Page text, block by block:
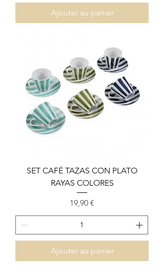
Ajouter au panier
SET CAFÉ TAZAS CON PLATO
RAYAS COLORES
Prix
19,90 €
Ajouter au panier